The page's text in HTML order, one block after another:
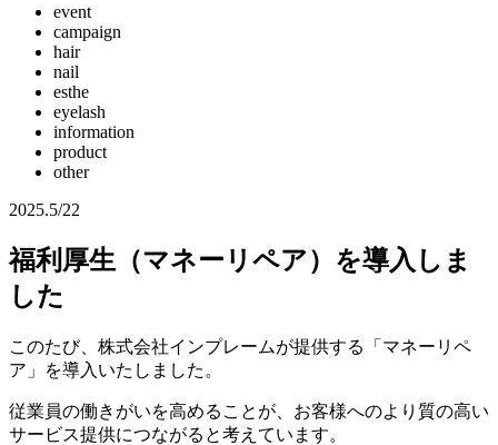
event
campaign
hair
nail
esthe
eyelash
information
product
other
2025.5/22
福利厚生（マネーリペア）を導入しま
した
このたび、株式会社インプレームが提供する「マネーリペ
ア」を導入いたしました。
従業員の働きがいを高めることが、お客様へのより質の高い
サービス提供につながると考えています。